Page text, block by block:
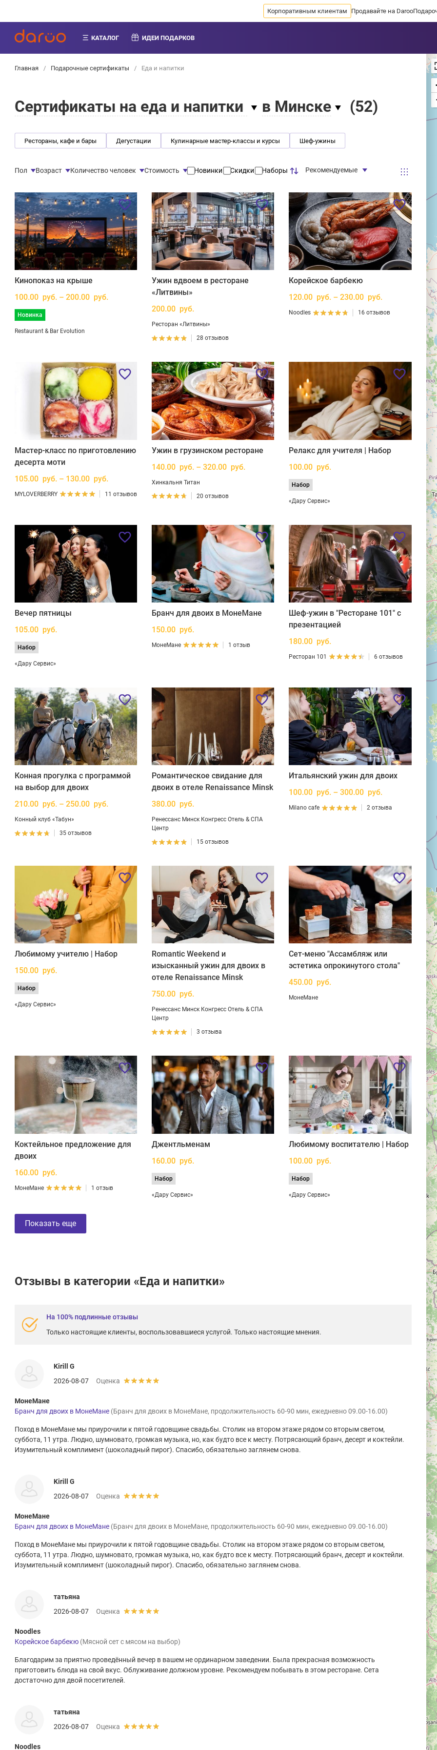
Корпоративным клиентам Продавайте на Daroo
КАТАЛОГ ИДЕИ ПОДАРКОВ
Главная / Подарочные сертификаты / Еда и напитки
Сертификаты на еда и напитки в Минске (52)
Рестораны, кафе и бары Дегустации Кулинарные мастер-классы и курсы Шеф-ужины
Пол Возраст Количество человек Стоимость Новинки Скидки Наборы Рекомендуемые
Кинопоказ на крыше
100.00 руб. – 200.00 руб.
Новинка
Restaurant & Bar Evolution
Ужин вдвоем в ресторане
«Литвины»
200.00 руб.
Ресторан «Литвины»
28 отзывов
Корейское барбекю
120.00 руб. – 230.00 руб.
Noodles 16 отзывов
Мастер-класс по приготовлению
десерта моти
105.00 руб. – 130.00 руб.
MYLOVERBERRY 11 отзывов
Ужин в грузинском ресторане
140.00 руб. – 320.00 руб.
Хинкальня Титан
20 отзывов
Релакс для учителя | Набор
100.00 руб.
Набор
«Дару Сервис»
Вечер пятницы
105.00 руб.
Набор
«Дару Сервис»
Бранч для двоих в МонеМане
150.00 руб.
МонеМане 1 отзыв
Шеф-ужин в "Ресторане 101" с
презентацией
180.00 руб.
Ресторан 101 6 отзывов
Конная прогулка с программой
на выбор для двоих
210.00 руб. – 250.00 руб.
Конный клуб «Табун»
35 отзывов
Романтическое свидание для
двоих в отеле Renaissance Minsk
380.00 руб.
Ренессанс Минск Конгресс Отель & СПА
Центр
15 отзывов
Итальянский ужин для двоих
100.00 руб. – 300.00 руб.
Milano cafe 2 отзыва
Любимому учителю | Набор
150.00 руб.
Набор
«Дару Сервис»
Romantic Weekend и
изысканный ужин для двоих в
отеле Renaissance Minsk
750.00 руб.
Ренессанс Минск Конгресс Отель & СПА
Центр
3 отзыва
Сет-меню "Ассамбляж или
эстетика опрокинутого стола"
450.00 руб.
МонеМане
Коктейльное предложение для
двоих
160.00 руб.
МонеМане 1 отзыв
Джентльменам
160.00 руб.
Набор
«Дару Сервис»
Любимому воспитателю | Набор
100.00 руб.
Набор
«Дару Сервис»
Показать еще
Отзывы в категории «Еда и напитки»
На 100% подлинные отзывы
Только настоящие клиенты, воспользовавшиеся услугой. Только настоящие мнения.
Kirill G
2026-08-07
Оценка
МонеМане
Бранч для двоих в МонеМане (Бранч для двоих в МонеМане, продолжительность 60-90 мин, ежедневно 09.00-16.00)
Поход в МонеМане мы приурочили к пятой годовщине свадьбы. Столик на втором этаже рядом со вторым светом,
суббота, 11 утра. Людно, шумновато, громкая музыка, но, как будто все к месту. Потрясающий бранч, десерт и коктейли.
Изумительный комплимент (шоколадный пирог). Спасибо, обязательно заглянем снова.
Kirill G
2026-08-07
Оценка
МонеМане
Бранч для двоих в МонеМане (Бранч для двоих в МонеМане, продолжительность 60-90 мин, ежедневно 09.00-16.00)
Поход в МонеМане мы приурочили к пятой годовщине свадьбы. Столик на втором этаже рядом со вторым светом,
суббота, 11 утра. Людно, шумновато, громкая музыка, но, как будто все к месту. Потрясающий бранч, десерт и коктейли.
Изумительный комплимент (шоколадный пирог). Спасибо, обязательно заглянем снова.
татьяна
2026-08-07
Оценка
Noodles
Корейское барбекю (Мясной сет с мясом на выбор)
Благодарим за приятно проведённый вечер в вашем не ординарном заведении. Была прекрасная возможность
приготовить блюда на свой вкус. Облуживание должном уровне. Рекомендуем побывать в этом ресторане. Сета
достаточно для двой посетителей.
татьяна
2026-08-07
Оценка
Noodles